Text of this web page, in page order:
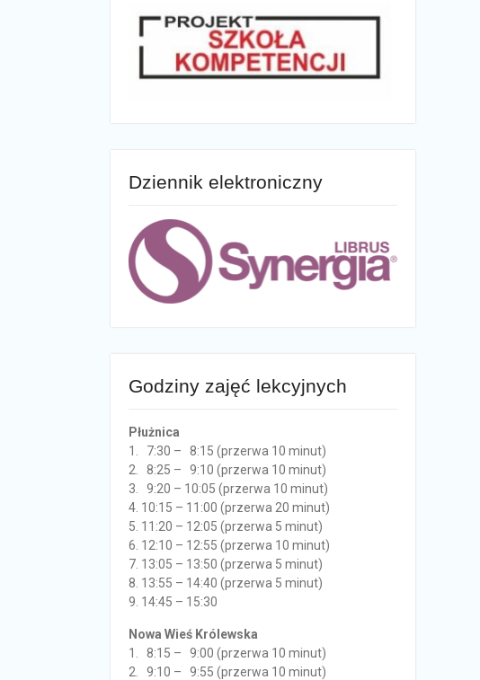
Dziennik elektroniczny
Godziny zajęć lekcyjnych
Płużnica
1. 7:30 – 8:15 (przerwa 10 minut)
2. 8:25 – 9:10 (przerwa 10 minut)
3. 9:20 – 10:05 (przerwa 10 minut)
4. 10:15 – 11:00 (przerwa 20 minut)
5. 11:20 – 12:05 (przerwa 5 minut)
6. 12:10 – 12:55 (przerwa 10 minut)
7. 13:05 – 13:50 (przerwa 5 minut)
8. 13:55 – 14:40 (przerwa 5 minut)
9. 14:45 – 15:30
Nowa Wieś Królewska
1. 8:15 – 9:00 (przerwa 10 minut)
2. 9:10 – 9:55 (przerwa 10 minut)